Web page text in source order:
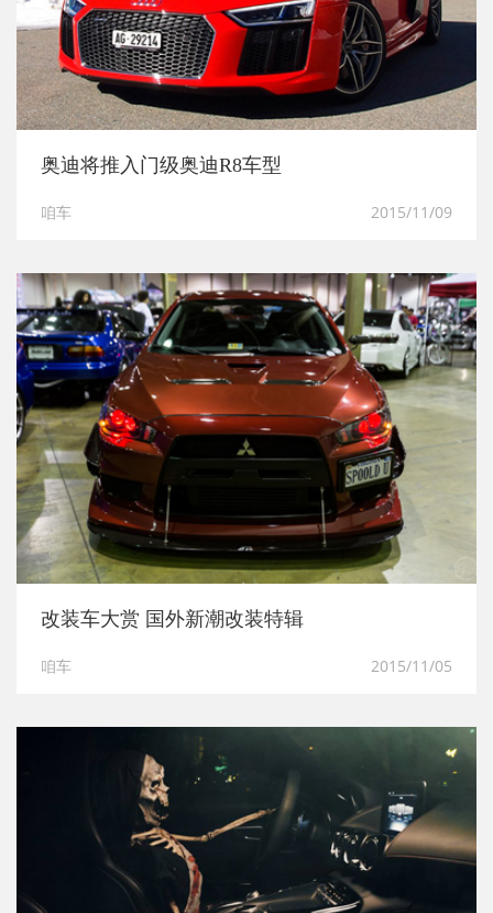
奥迪将推入门级奥迪R8车型
咱车 2015/11/09
改装车大赏 国外新潮改装特辑
咱车 2015/11/05